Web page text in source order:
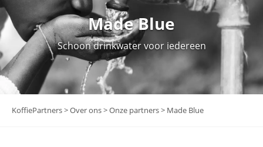
Made Blue
Schoon drinkwater voor iedereen
KoffiePartners>Over ons>Onze partners> Made Blue